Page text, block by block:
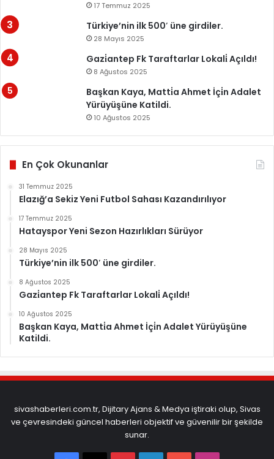
17 Temmuz 2025
Türkiye’nin ilk 500′ üne girdiler.
28 Mayıs 2025
Gazi̇antep Fk Taraftarlar Lokali̇ Açıldı!
8 Ağustos 2025
Başkan Kaya, Matti̇a Ahmet İçi̇n Adalet
Yürüyüşüne Katildi.
10 Ağustos 2025
En Çok Okunanlar
31 Temmuz 2025
Elazığ’a Sekiz Yeni Futbol Sahası Kazandırılıyor
17 Temmuz 2025
Hatayspor Yeni Sezon Hazırlıkları Sürüyor
28 Mayıs 2025
Türkiye’nin ilk 500′ üne girdiler.
8 Ağustos 2025
Gazi̇antep Fk Taraftarlar Lokali̇ Açıldı!
10 Ağustos 2025
Başkan Kaya, Matti̇a Ahmet İçi̇n Adalet Yürüyüşüne
Katildi.
sivashaberleri.com.tr, Dijitary Ajans & Medya iştiraki olup, Sivas
ve çevresindeki güncel haberleri objektif ve güvenilir bir şekilde
sunar.